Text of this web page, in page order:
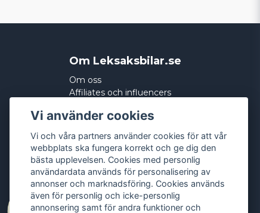
Om Leksaksbilar.se
Om oss
Affiliates och influencers
Integritetspolicy
Vi använder cookies
Vi och våra partners använder cookies för att vår
webbplats ska fungera korrekt och ge dig den
bästa upplevelsen. Cookies med personlig
användardata används för personalisering av
annonser och marknadsföring. Cookies används
även för personlig och icke-personlig
annonsering samt för andra funktioner och